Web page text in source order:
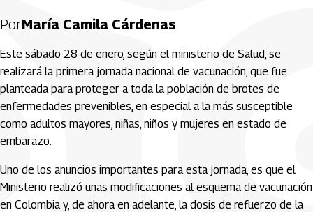
PorMaría Camila Cárdenas
Este sábado 28 de enero, según el ministerio de Salud, se
realizará la primera jornada nacional de vacunación, que fue
planteada para proteger a toda la población de brotes de
enfermedades prevenibles, en especial a la más susceptible
como adultos mayores, niñas, niños y mujeres en estado de
embarazo.
Uno de los anuncios importantes para esta jornada, es que el
Ministerio realizó unas modificaciones al esquema de vacunación
en Colombia y, de ahora en adelante, la dosis de refuerzo de la